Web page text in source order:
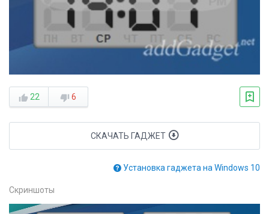
22 6
СКАЧАТЬ ГАДЖЕТ
Установка гаджета на Windows 10
Скриншоты